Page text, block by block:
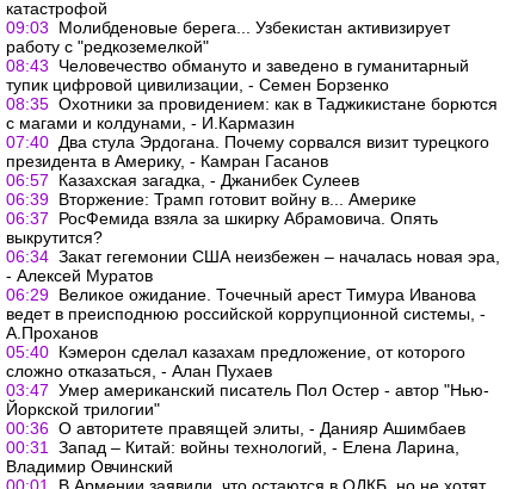
катастрофой
09:03
Молибденовые берега... Узбекистан активизирует
работу с "редкоземелкой"
08:43
Человечество обмануто и заведено в гуманитарный
тупик цифровой цивилизации, - Семен Борзенко
08:35 Охотники за провидением: как в Таджикистане борются
с магами и колдунами, - И.Кармазин
07:40 Два стула Эрдогана. Почему сорвался визит турецкого
президента в Америку, - Камран Гасанов
06:57
Казахская загадка, - Джанибек Сулеев
06:39 Вторжение: Трамп готовит войну в... Америке
06:37
РосФемида взяла за шкирку Абрамовича. Опять
выкрутится?
06:34 Закат гегемонии США неизбежен – началась новая эра,
- Алексей Муратов
06:29 Великое ожидание. Точечный арест Тимура Иванова
ведет в преисподнюю российской коррупционной системы, -
А.Проханов
05:40 Кэмерон сделал казахам предложение, от которого
сложно отказаться, - Алан Пухаев
03:47 Умер американский писатель Пол Остер - автор "Нью-
Йоркской трилогии"
00:36 О авторитете правящей элиты, - Данияр Ашимбаев
00:31
Запад – Китай: войны технологий, - Елена Ларина,
Владимир Овчинский